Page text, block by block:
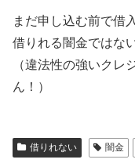
まだ申し込む前で借
借りれる闇金ではな
（違法性の強いクレ
ん！）
借りれない 闇金